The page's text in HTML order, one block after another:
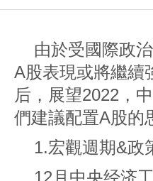
由於受國際政
A股表現或將繼續
后，展望2022，
們建議配置A股的
1.宏觀週期&政
12月中央经济